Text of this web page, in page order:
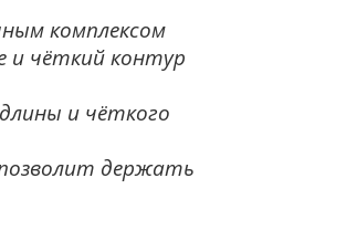
комплексом
и чёткий контур
и чёткого
держать